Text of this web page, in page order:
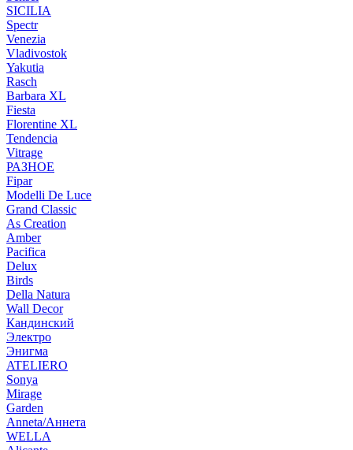
SICILIA
Spectr
Venezia
Vladivostok
Yakutia
Rasch
Barbara XL
Fiesta
Florentine XL
Tendencia
Vitrage
РАЗНОЕ
Fipar
Modelli De Luce
Grand Classic
As Creation
Amber
Pacifica
Delux
Birds
Della Natura
Wall Decor
Кандинский
Электро
Энигма
ATELIERO
Sonya
Mirage
Garden
Anneta/Аннета
WELLA